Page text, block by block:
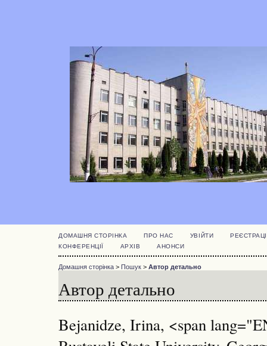
ДОМАШНЯ СТОРІНКА ПРО НАС УВІЙТИ
КОНФЕРЕНЦІЇ
АРХІВ АНОНСИ
Домашня сторінка > Пошук > Автор детально
Автор детально
Bejanidze, Irina, <span